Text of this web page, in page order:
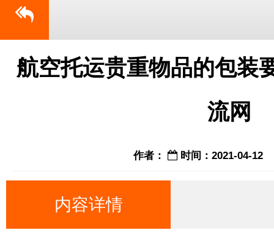
航空托运贵重物品的包装
流网
作者： 时间：2021-04-12
内容详情